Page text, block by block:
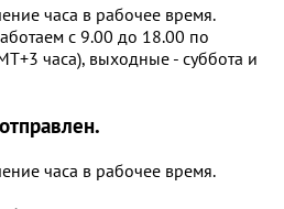
часа в рабочее время.
с 9.00 до 18.00 по
часа), выходные - суббота и
часа в рабочее время.